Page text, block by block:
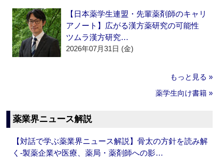
【日本薬学生連盟・先輩薬剤師のキャリ
アノート】広がる漢方薬研究の可能性
ツムラ漢方研究…
2026年07月31日 (金)
もっと見る »
薬学生向け書籍 »
薬業界ニュース解説
【対話で学ぶ薬業界ニュース解説】骨太の方針を読み解
く‐製薬企業や医療、薬局・薬剤師への影…